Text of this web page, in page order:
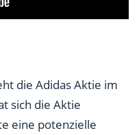
die Adidas Aktie im
sich die Aktie
eine potenzielle